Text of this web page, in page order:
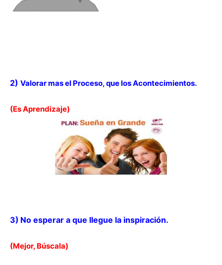
2) Valorar mas el Proceso, que los Acontecimientos.
(Es Aprendizaje)
3) No esperar a que llegue la inspiración.
(Mejor, Búscala)